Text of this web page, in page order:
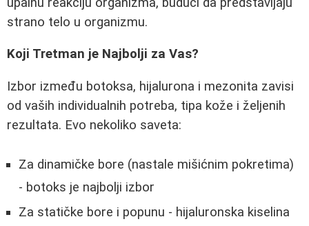
strano telo u organizmu.
Koji Tretman je Najbolji za Vas?
Izbor između botoksa, hijalurona i mezonita zavisi
od vaših individualnih potreba, tipa kože i željenih
rezultata. Evo nekoliko saveta:
Za dinamičke bore (nastale mišićnim pokretima)
- botoks je najbolji izbor
Za statičke bore i popunu - hijaluronska kiselina